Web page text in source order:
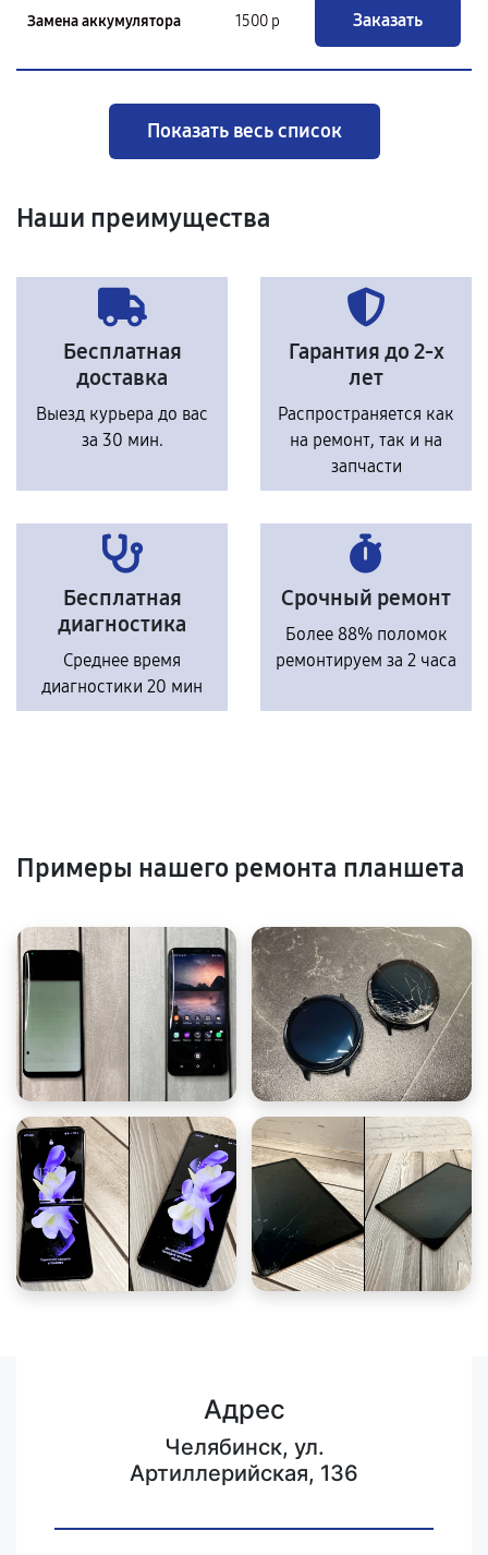
Замена аккумулятора 1500 р Заказать
Показать весь список
Наши преимущества
Бесплатная
доставка
Выезд курьера до вас
за 30 мин.
Гарантия до 2-х
лет
Распространяется как
на ремонт, так и на
запчасти
Бесплатная
диагностика
Среднее время
диагностики 20 мин
Срочный ремонт
Более 88% поломок
ремонтируем за 2 часа
Примеры нашего ремонта планшета
Адрес
Челябинск, ул.
Артиллерийская, 136